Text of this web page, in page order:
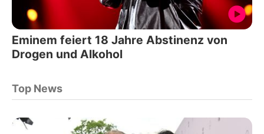
Eminem feiert 18 Jahre Abstinenz von
Drogen und Alkohol
Top News